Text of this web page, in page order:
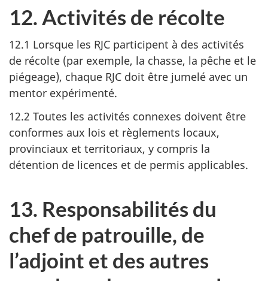
12. Activités de récolte
12.1 Lorsque les RJC participent à des activités
de récolte (par exemple, la chasse, la pêche et le
piégeage), chaque RJC doit être jumelé avec un
mentor expérimenté.
12.2 Toutes les activités connexes doivent être
conformes aux lois et règlements locaux,
provinciaux et territoriaux, y compris la
détention de licences et de permis applicables.
13. Responsabilités du
chef de patrouille, de
l’adjoint et des autres